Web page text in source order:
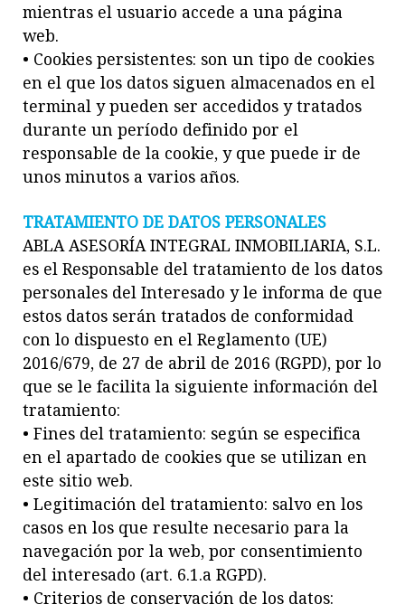
mientras el usuario accede a una página
web.
• Cookies persistentes: son un tipo de cookies
en el que los datos siguen almacenados en el
terminal y pueden ser accedidos y tratados
durante un período definido por el
responsable de la cookie, y que puede ir de
unos minutos a varios años.
TRATAMIENTO DE DATOS PERSONALES
ABLA ASESORÍA INTEGRAL INMOBILIARIA, S.L.
es el Responsable del tratamiento de los datos
personales del Interesado y le informa de que
estos datos serán tratados de conformidad
con lo dispuesto en el Reglamento (UE)
2016/679, de 27 de abril de 2016 (RGPD), por lo
que se le facilita la siguiente información del
tratamiento:
• Fines del tratamiento: según se especifica
en el apartado de cookies que se utilizan en
este sitio web.
• Legitimación del tratamiento: salvo en los
casos en los que resulte necesario para la
navegación por la web, por consentimiento
del interesado (art. 6.1.a RGPD).
• Criterios de conservación de los datos: